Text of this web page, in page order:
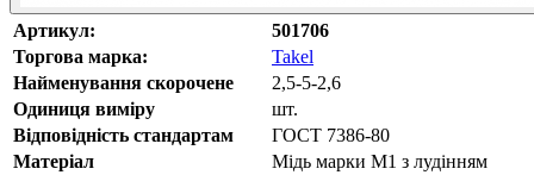
Артикул:
501706
Торгова марка:
Takel
Найменування скорочене
2,5-5-2,6
Одиниця виміру
шт.
Відповідність стандартам
ГОСТ 7386-80
Матеріал
Мідь марки М1 з лудінням